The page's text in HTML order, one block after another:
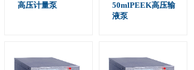
高压计量泵
50mlPEEK高压输
液泵